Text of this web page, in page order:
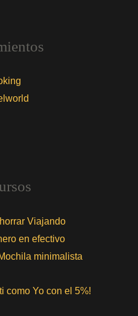
Viajando
en efectivo
minimalista
como Yo con el 5%!